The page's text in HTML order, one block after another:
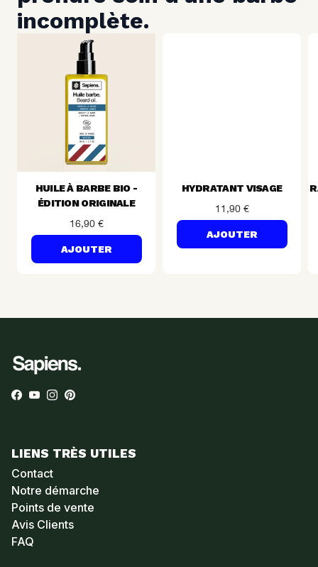
incomplète.
HUILE À BARBE BIO -
ÉDITION ORIGINALE
16,90 €
AJOUTER
HYDRATANT VISAGE
11,90 €
AJOUTER
Facebook
YouTube
Instagram
Pinterest
LIENS TRÈS UTILES
Contact
Notre démarche
Points de vente
Avis Clients
FAQ